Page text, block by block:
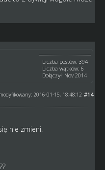
Liczba postów: 394
Liczba wątków: 6
Dołączył: Nov 2014
#14
2016-01-15, 18:48:12
nie zmieni.